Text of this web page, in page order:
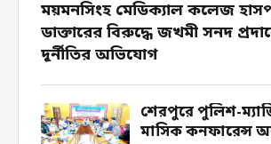
ময়মনসিংহ মেডিক্যাল কলেজ
ডাক্তারের বিরুদ্ধে জখমী সনদ
দূর্নীতির অভিযোগ
শেরপুরে পুলিশ-
মাসিক কনফারেন্স